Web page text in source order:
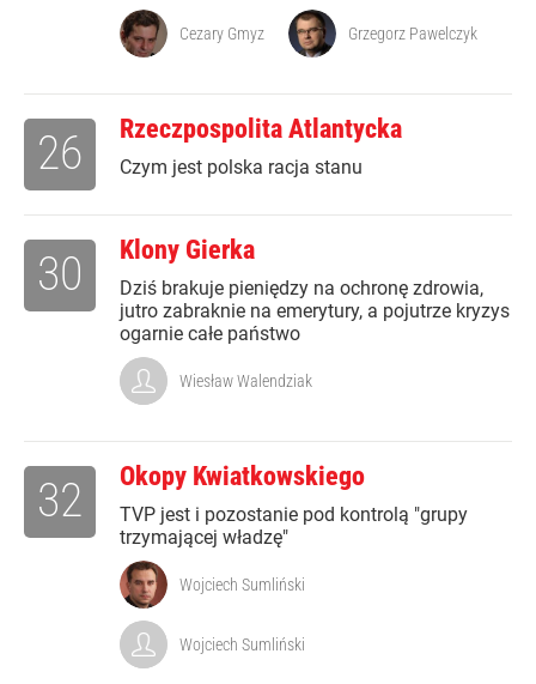
Cezary Gmyz Grzegorz Pawelczyk
Rzeczpospolita Atlantycka
Czym jest polska racja stanu
26
Klony Gierka
Dziś brakuje pieniędzy na ochronę zdrowia,
jutro zabraknie na emerytury, a pojutrze kryzys
ogarnie całe państwo
30
Wiesław Walendziak
Okopy Kwiatkowskiego
TVP jest i pozostanie pod kontrolą "grupy
trzymającej władzę"
32
Wojciech Sumliński
Wojciech Sumliński